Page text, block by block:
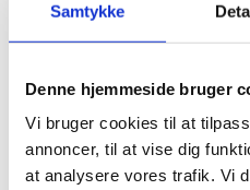
Samtykke
Denne hjemmeside bruger
Vi bruger cookies til at
annoncer, til at vise dig
at analysere vores trafik. Vi
Det er nogle af de
forventer at få fra
Det er Center for
Universitet, der på vegne
undersøgelsen.